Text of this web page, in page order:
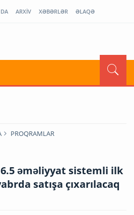
ARXİV XƏBƏRLƏR ƏLAQƏ
PROQRAMLAR
əməliyyat sistemli ilk
satışa çıxarılacaq